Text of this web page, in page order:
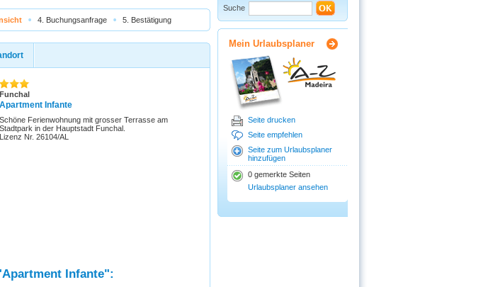
4. Buchungsanfrage 5. Bestätigung
Funchal
Apartment Infante
Schöne Ferienwohnung mit grosser Terrasse am
Stadtpark in der Hauptstadt Funchal.
Lizenz Nr. 26104/AL
Infante":
Suche
Mein Urlaubsplaner
Seite drucken
Seite empfehlen
Seite zum Urlaubsplaner
hinzufügen
0 gemerkte Seiten
Urlaubsplaner ansehen